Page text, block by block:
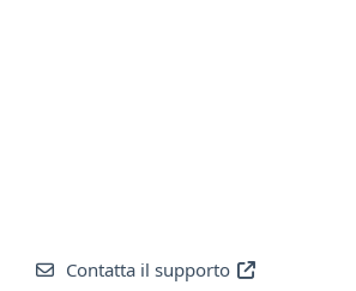
Contatta il supporto